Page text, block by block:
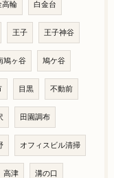
高輪 白金台
王子 王子神谷
鳩ヶ谷 鳩ケ谷
目黒 不動前
田園調布
オフィスビル清掃
高津 溝の口